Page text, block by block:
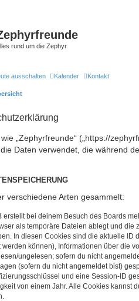
rund um die Zephyr
ausschalten Kalender Kontakt
„Zephyrfreunde“ („https://
Daten verwendet, die während
verschiedene Arten gesammelt:
erstellt bei deinem Besuch des Boards
als temporäre Dateien ablegt und die
In diesen Cookies sind die aktuelle ID
können), Informationen über die
ungelesen; sofern du nicht
(sofern du nicht angemeldet bist)
und eine Session-ID
von einem Jahr. Alle Cookies kannst